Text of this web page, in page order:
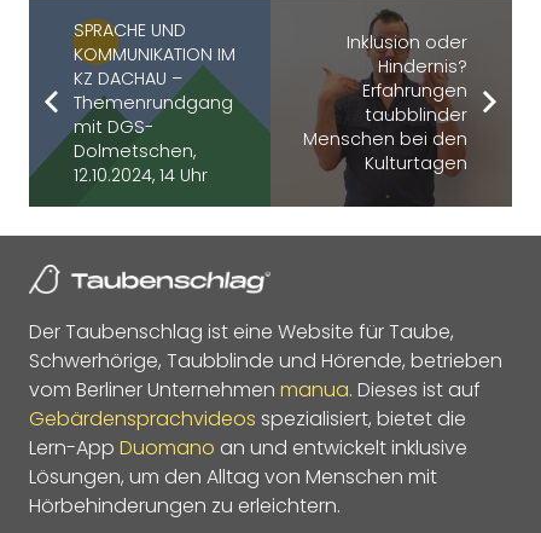
SPRACHE UND
KOMMUNIKATION IM
KZ DACHAU –
Themenrundgang
mit DGS-
Dolmetschen,
12.10.2024, 14 Uhr
Inklusion oder
Hindernis?
Erfahrungen
taubblinder
Menschen bei den
Kulturtagen
Der Taubenschlag ist eine Website für Taube,
Schwerhörige, Taubblinde und Hörende, betrieben
vom Berliner Unternehmen manua. Dieses ist auf
Gebärdensprachvideos spezialisiert, bietet die
Lern-App Duomano an und entwickelt inklusive
Lösungen, um den Alltag von Menschen mit
Hörbehinderungen zu erleichtern.